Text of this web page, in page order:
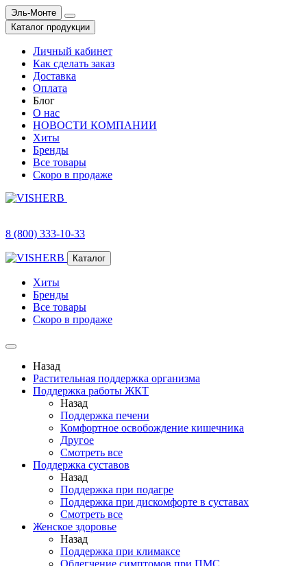
Эль-Монте
Каталог продукции
Личный кабинет
Как сделать заказ
Доставка
Оплата
Блог
О нас
НОВОСТИ КОМПАНИИ
Хиты
Бренды
Все товары
Скоро в продаже
8 (800) 333-10-33
Каталог
Хиты
Бренды
Все товары
Скоро в продаже
Назад
Растительная поддержка организма
Поддержка работы ЖКТ
Назад
Поддержка печени
Комфортное освобождение кишечника
Другое
Смотреть все
Поддержка суставов
Назад
Поддержка при подагре
Поддержка при дискомфорте в суставах
Смотреть все
Женское здоровье
Назад
Поддержка при климаксе
Облегчение симптомов при ПМС